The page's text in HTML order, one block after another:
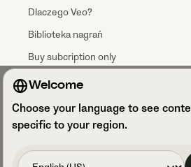
Welcome
Choose your language to see
specific to your region.
Dlaczego Veo?
Biblioteka nagrań
Buy subcription only
Regulamin
Przetwarzanie danych
Bezpieczeństwo danych i zgodność z RODO